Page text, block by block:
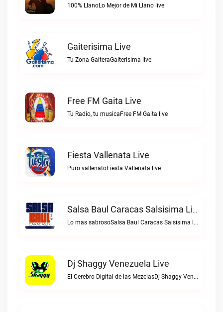
100% LlanoLo Mejor de Mi Llano live
Gaiterisima Live
Tu Zona GaiteraGaiterisima live
Free FM Gaita Live
Tu Radio, tu musicaFree FM Gaita live
Fiesta Vallenata Live
Puro vallenatoFiesta Vallenata live
Salsa Baul Caracas Salsisima Live
Lo mas sabrosoSalsa Baul Caracas Salsisima live
Dj Shaggy Venezuela Live
El Cerebro Digital de las MezclasDj Shaggy Venezuela live